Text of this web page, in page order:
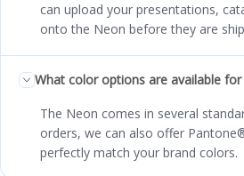
can upload your presentations,
onto the Neon before they are
What color options are available
The Neon comes in several
orders, we can also offer
perfectly match your brand colors.